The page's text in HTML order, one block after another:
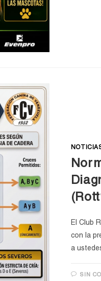
El Club
con la
a
SIN